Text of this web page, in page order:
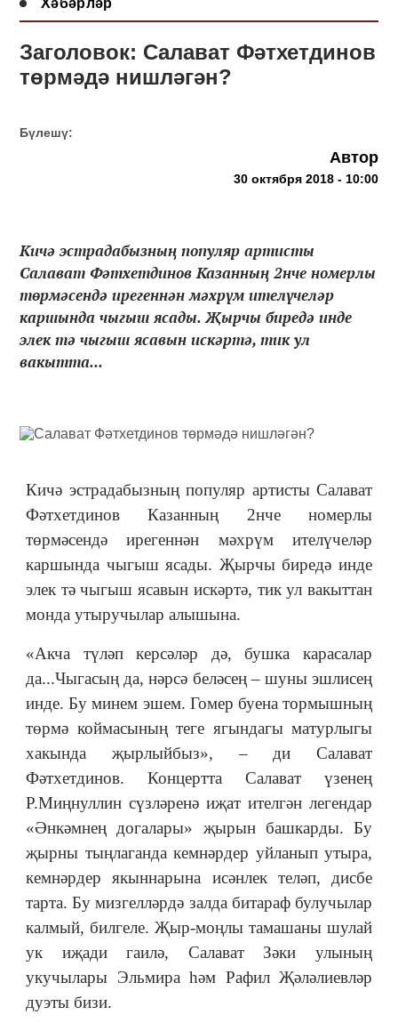
Хәбәрләр
Заголовок: Салават Фәтхетдинов
төрмәдә нишләгән?
Бүлешү:
Автор
30 октября 2018 - 10:00
Кичә эстрадабызның популяр артисты
Салават Фәтхетдинов Казанның 2нче номерлы
төрмәсендә ирегеннән мәхрүм ителүчеләр
каршында чыгыш ясады. Җырчы биредә инде
элек тә чыгыш ясавын искәртә, тик ул
вакытта...
Кичә эстрадабызның популяр артисты Салават
Фәтхетдинов Казанның 2нче номерлы
төрмәсендә ирегеннән мәхрүм ителүчеләр
каршында чыгыш ясады. Җырчы биредә инде
элек тә чыгыш ясавын искәртә, тик ул вакыттан
монда утыручылар алышына.
«Акча түләп керсәләр дә, бушка карасалар
да...Чыгасың да, нәрсә беләсең – шуны эшлисең
инде. Бу минем эшем. Гомер буена тормышның
төрмә коймасының теге ягындагы матурлыгы
хакында җырлыйбыз», – ди Салават
Фәтхетдинов. Концертта Салават үзенең
Р.Миңнуллин сүзләренә иҗат ителгән легендар
«Әнкәмнең догалары» җырын башкарды. Бу
җырны тыңлаганда кемнәрдер уйланып утыра,
кемнәрдер якыннарына исәнлек теләп, дисбе
тарта. Бу мизгелләрдә залда битараф булучылар
калмый, билгеле. Җыр-моңлы тамашаны шулай
ук иҗади гаилә, Салават Зәки улының
укучылары Эльмира һәм Рафил Җәләлиевләр
дуэты бизи.